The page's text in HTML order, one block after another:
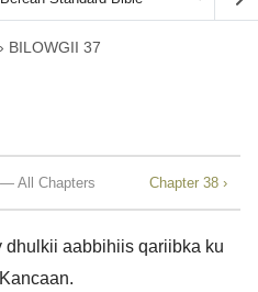
› BILOWGII 37
All Chapters Chapter 38 ›
dhulkii aabbihiis qariibka ku